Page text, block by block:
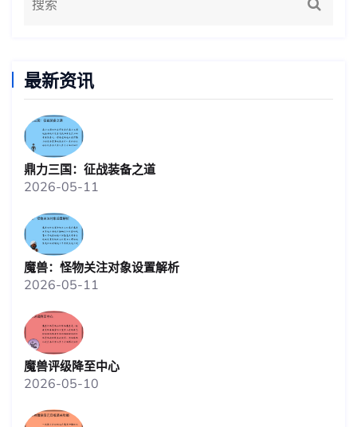
最新资讯
鼎力三国：征战装备之道
2026-05-11
魔兽：怪物关注对象设置解析
2026-05-11
魔兽评级降至中心
2026-05-10